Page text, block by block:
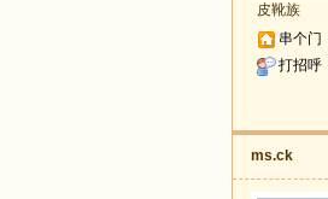
皮靴族
串个门
打招呼
ms.ck